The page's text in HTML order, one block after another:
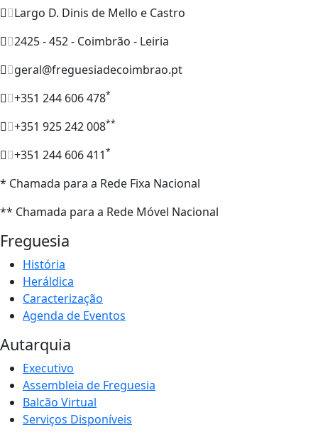
Largo D. Dinis de Mello e Castro
2425 - 452 - Coimbrão - Leiria
geral@freguesiadecoimbrao.pt
+351 244 606 478*
+351 925 242 008**
+351 244 606 411*
* Chamada para a Rede Fixa Nacional
** Chamada para a Rede Móvel Nacional
Freguesia
História
Heráldica
Caracterização
Agenda de Eventos
Autarquia
Executivo
Assembleia de Freguesia
Balcão Virtual
Serviços Disponíveis